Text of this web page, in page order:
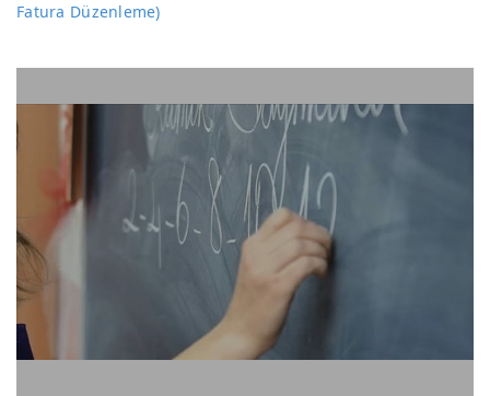
Fatura Düzenleme)